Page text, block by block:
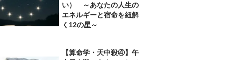
い） ～あなたの人生の
エネルギーと宿命を紐解
く12の星～
【算命学・天中殺④】午